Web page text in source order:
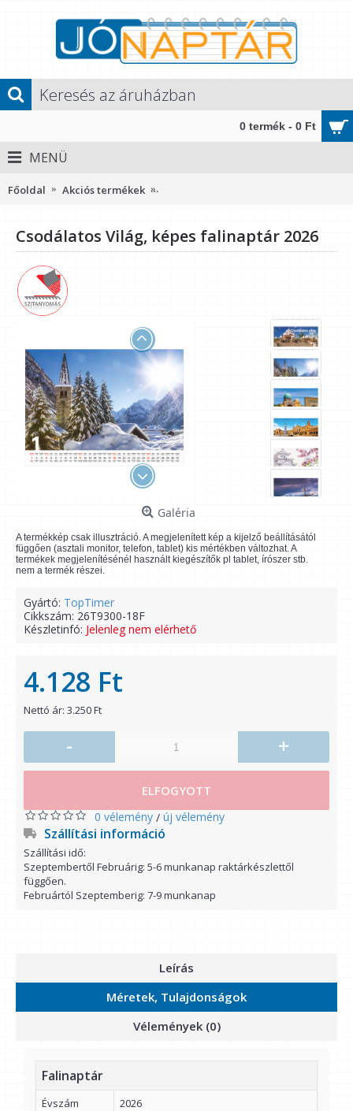
0 termék - 0 Ft
MENÜ
Főoldal Akciós termékek
Csodálatos Világ, képes falinaptár 2026
Galéria
A termékkép csak illusztráció. A megjelenített kép a kijelző beállításától
függően (asztali monitor, telefon, tablet) kis mértékben változhat. A
termékek megjelenítésénél használt kiegészítők pl tablet, írószer stb.
nem a termék részei.
Gyártó: TopTimer
Cikkszám: 26T9300-18F
Készletinfó: Jelenleg nem elérhető
4.128 Ft
Nettó ár: 3.250 Ft
- +
ELFOGYOTT
0 vélemény / új vélemény
Szállítási információ
Szállítási idő:
Szeptembertől Februárig: 5-6 munkanap raktárkészlettől
függően.
Februártól Szeptemberig: 7-9 munkanap
Leírás
Méretek, Tulajdonságok
Vélemények (0)
Falinaptár
Évszám
2026